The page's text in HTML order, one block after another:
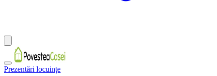
Prezentări locuințe